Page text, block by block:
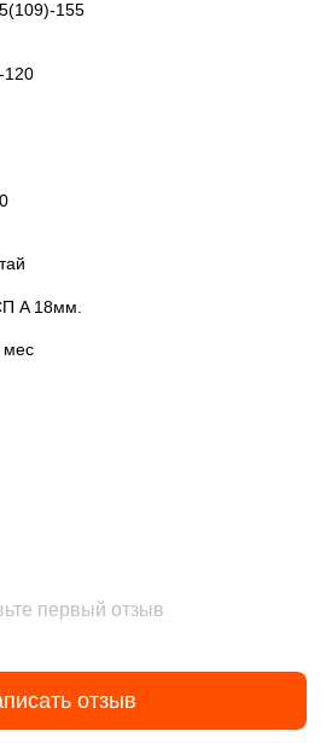
155
120
A 18мм.
мес
первый отзыв
отзыв